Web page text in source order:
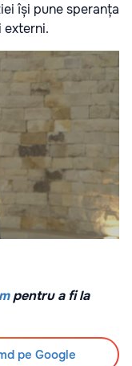
își pune speranța
externi.
pentru a fi la
pe Google